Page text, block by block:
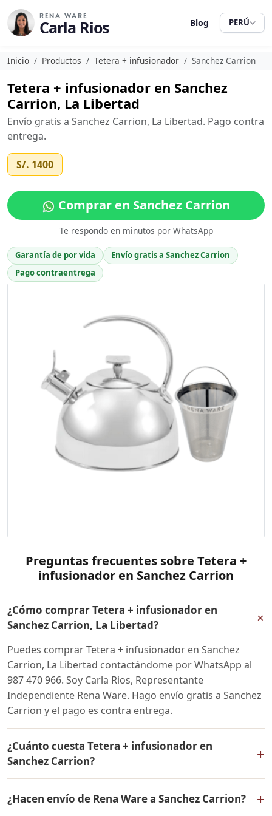
RENA WARE
Carla Rios Blog PERÚ
Inicio Productos Tetera + infusionador Sanchez Carrion
Tetera + infusionador en Sanchez
Carrion, La Libertad
Envío gratis a Sanchez Carrion, La Libertad. Pago contra
entrega.
S/. 1400
Comprar en Sanchez Carrion
Te respondo en minutos por WhatsApp
Garantía de por vida
Envío gratis a Sanchez Carrion
Pago contraentrega
Preguntas frecuentes sobre Tetera +
infusionador en Sanchez Carrion
¿Cómo comprar Tetera + infusionador en
Sanchez Carrion, La Libertad?
+
Puedes comprar Tetera + infusionador en Sanchez
Carrion, La Libertad contactándome por WhatsApp al
987 470 966. Soy Carla Rios, Representante
Independiente Rena Ware. Hago envío gratis a Sanchez
Carrion y el pago es contra entrega.
¿Cuánto cuesta Tetera + infusionador en
Sanchez Carrion?
+
el Perú. Contáctame por WhatsApp para conocer el
¿Hacen envío de Rena Ware a Sanchez Carrion? +